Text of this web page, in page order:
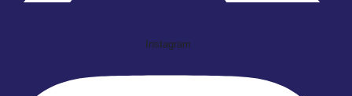
Instagram